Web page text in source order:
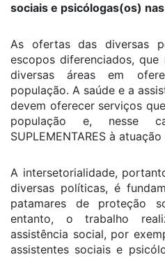
sociais e psicólogas(os)
As ofertas das diversas
escopos diferenciados,
diversas áreas em
população. A saúde e a
devem oferecer serviços
população e, nesse
SUPLEMENTARES à
A intersetorialidade,
diversas políticas, é
patamares de proteção
entanto, o trabalho
assistência social, por
assistentes sociais e